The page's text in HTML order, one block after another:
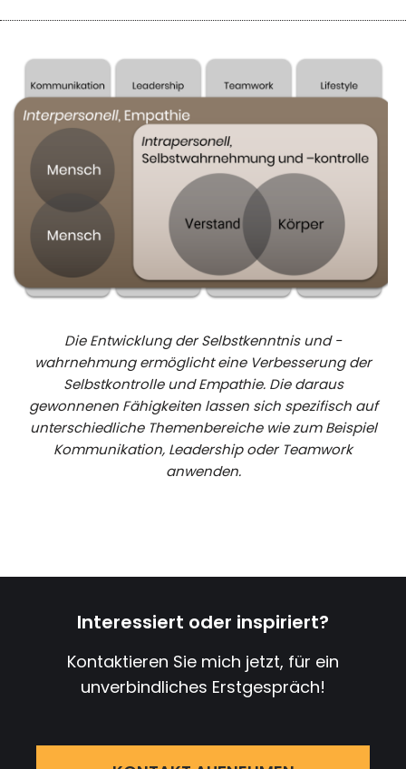
Die Entwicklung der Selbstkenntnis und -
wahrnehmung ermöglicht eine Verbesserung der
Selbstkontrolle und Empathie. Die daraus
gewonnenen Fähigkeiten lassen sich spezifisch auf
unterschiedliche Themenbereiche wie zum Beispiel
Kommunikation, Leadership oder Teamwork
anwenden.
Interessiert oder inspiriert?
Kontaktieren Sie mich jetzt, für ein
unverbindliches Erstgespräch!